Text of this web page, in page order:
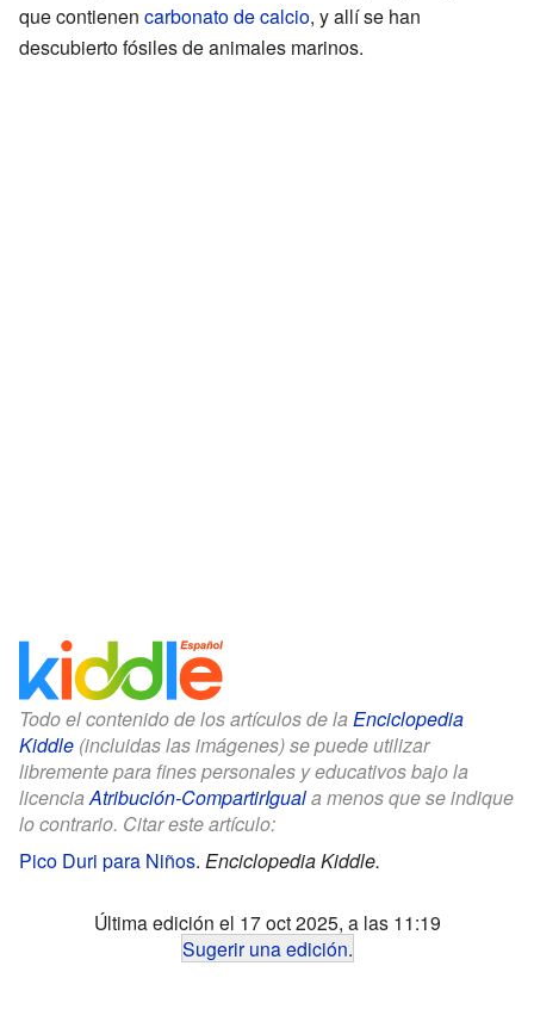
que contienen carbonato de calcio, y allí se han
descubierto fósiles de animales marinos.
Todo el contenido de los artículos de la Enciclopedia
Kiddle (incluidas las imágenes) se puede utilizar
libremente para fines personales y educativos bajo la
licenciaAtribución-CompartirIguala menos que se indique
lo contrario. Citar este artículo:
Pico Duri para Niños. Enciclopedia Kiddle.
Última edición el 17 oct 2025, a las 11:19
Sugerir una edición.